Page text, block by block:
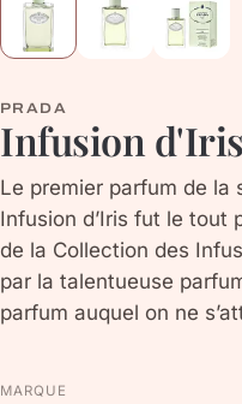
PRADA
Infusion d'Iris
Le premier parfum de la
Infusion d’Iris fut le tout
de la Collection des
par la talentueuse
parfum auquel on ne
MARQUE